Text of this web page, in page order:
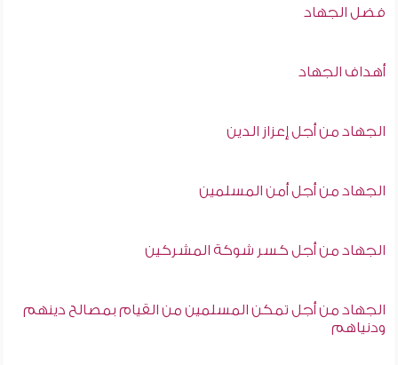
فضل الجهاد
أهداف الجهاد
الجهاد من أجل إعزاز الدين
الجهاد من أجل أمن المسلمين
الجهاد من أجل كسر شوكة المشركين
الجهاد من أجل تمكن المسلمين من القيام بمصالح دينهم
ودنياهم